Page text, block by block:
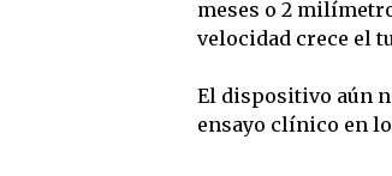
meses o 2
velocidad crece el
El dispositivo aún
ensayo clínico en